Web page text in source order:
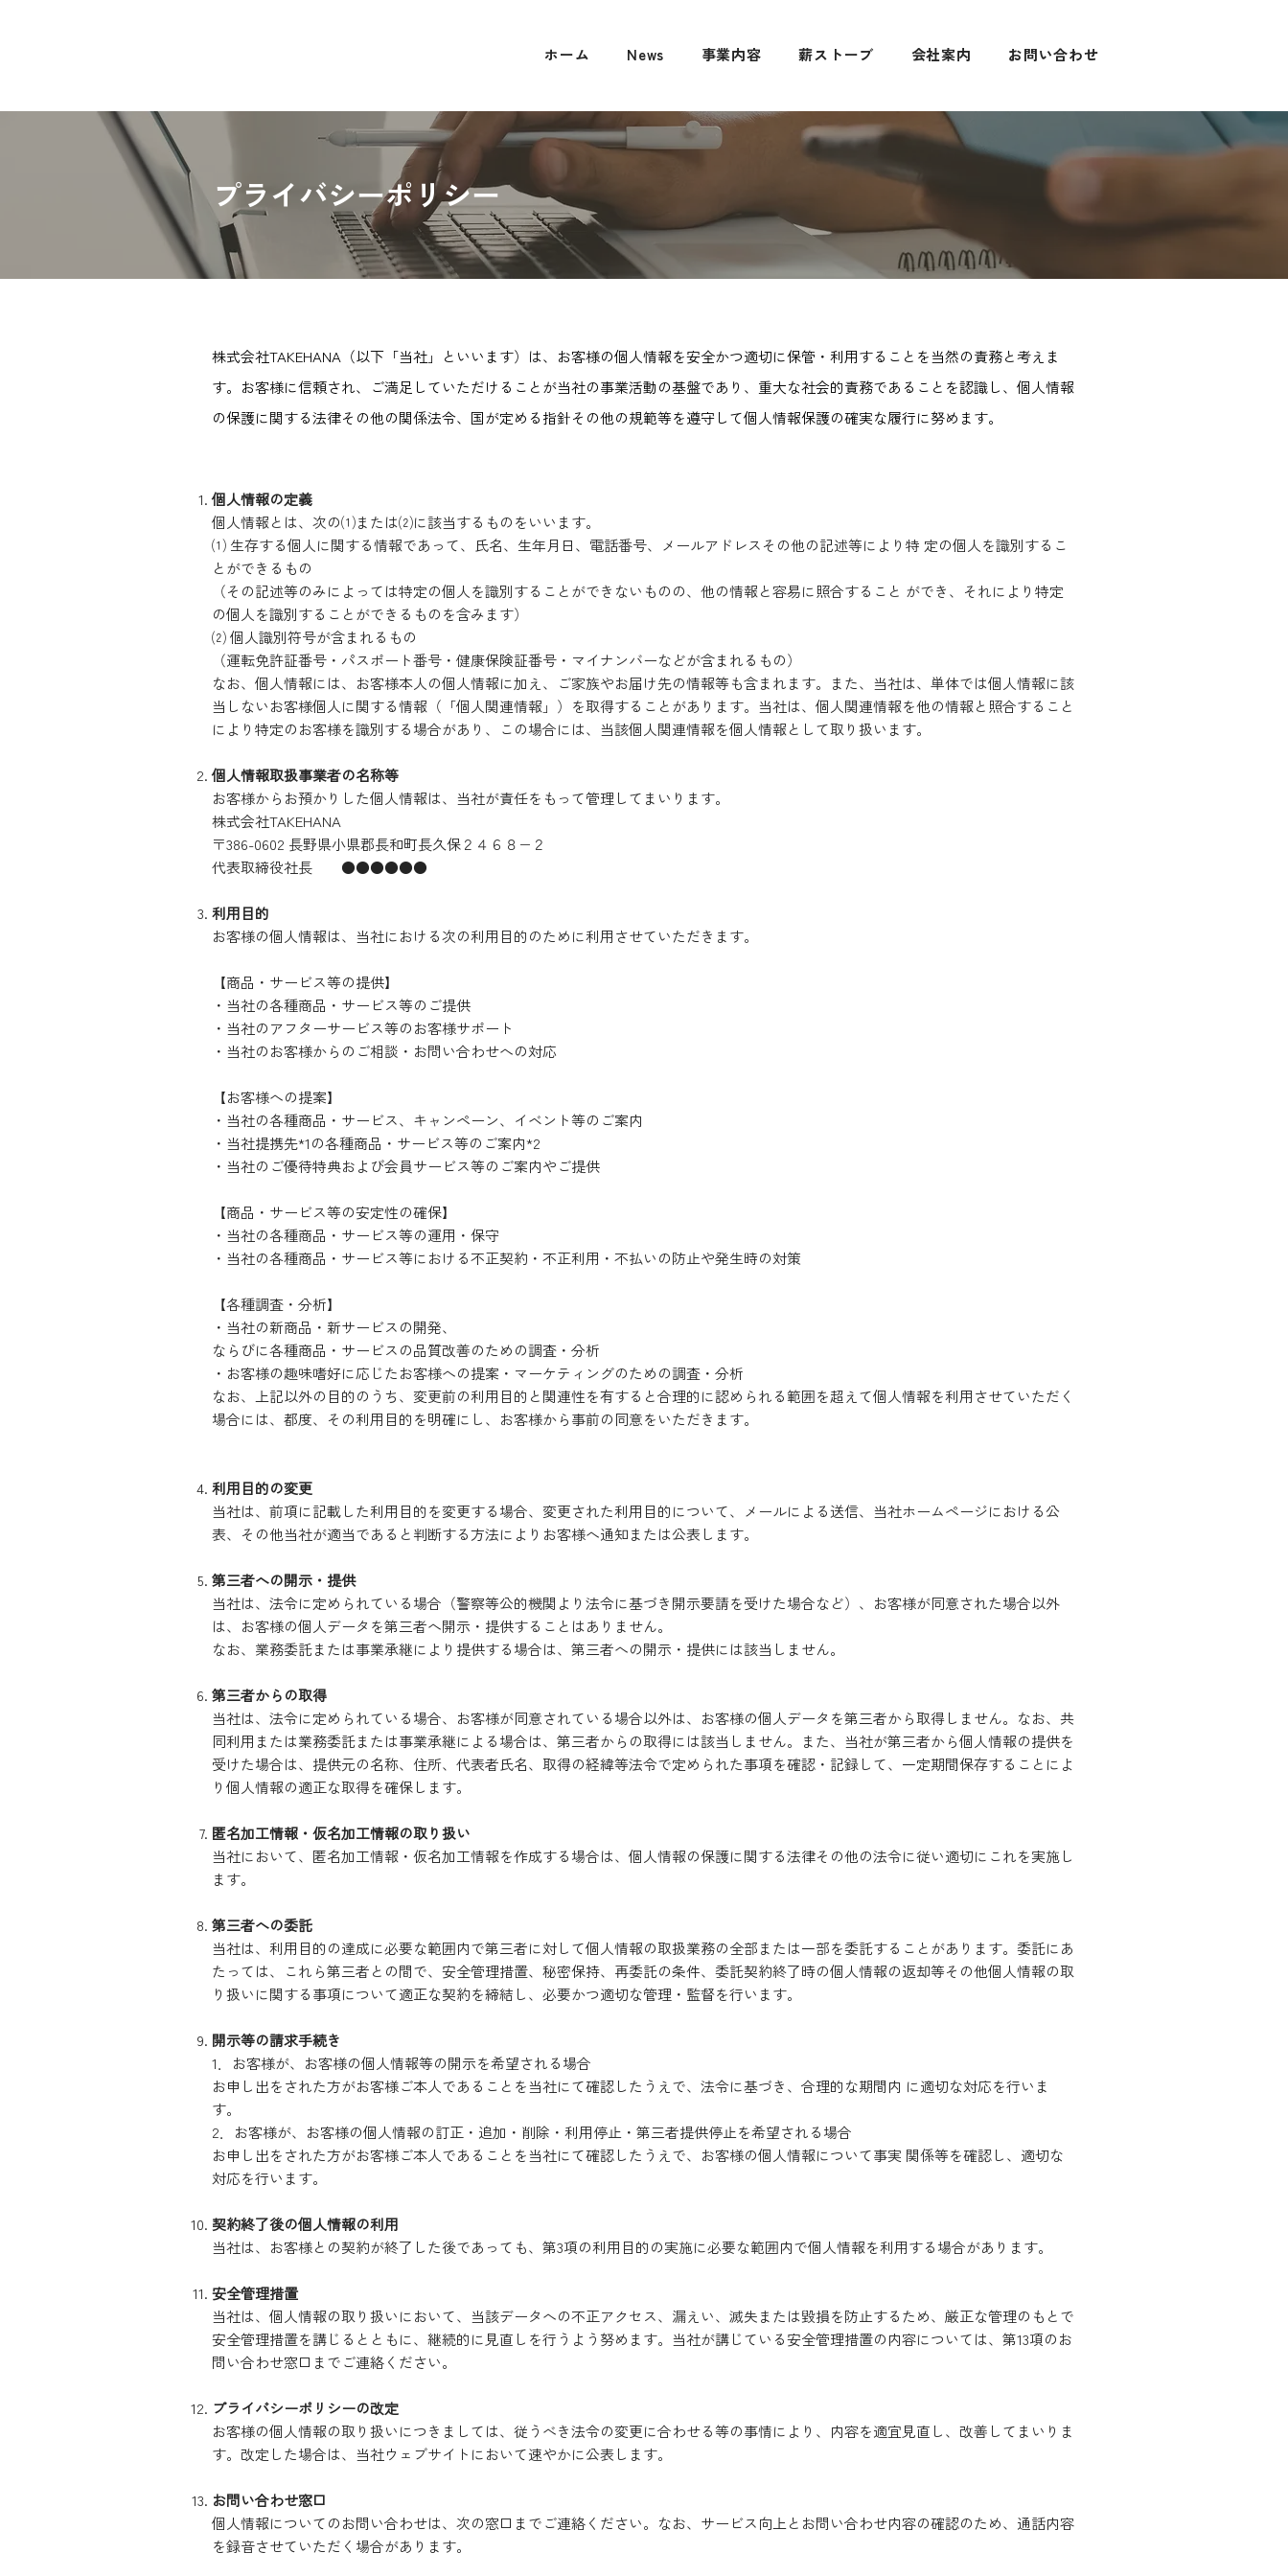
ホーム News 事業内容 薪ストーブ 会社案内 お問い合わせ
​プライバシーポリシー
株式会社TAKEHANA（以下「当社」といいます）は、お客様の個人情報を安全かつ適切に保管・利用することを当然の責務と考えま
す。お客様に信頼され、ご満足していただけることが当社の事業活動の基盤であり、重大な社会的責務であることを認識し、個人情報
の保護に関する法律その他の関係法令、国が定める指針その他の規範等を遵守して個人情報保護の確実な履行に努めます。
個人情報の定義
個人情報とは、次の⑴または⑵に該当するものをいいます。
⑴ 生存する個人に関する情報であって、氏名、生年月日、電話番号、メールアドレスその他の記述等により特 定の個人を識別するこ
とができるもの
（その記述等のみによっては特定の個人を識別することができないものの、他の情報と容易に照合すること ができ、それにより特定
の個人を識別することができるものを含みます）
⑵ 個人識別符号が含まれるもの
（運転免許証番号・パスポート番号・健康保険証番号・マイナンバーなどが含まれるもの）
なお、個人情報には、お客様本人の個人情報に加え、ご家族やお届け先の情報等も含まれます。また、当社は、単体では個人情報に該
当しないお客様個人に関する情報（「個人関連情報」）を取得することがあります。当社は、個人関連情報を他の情報と照合すること
により特定のお客様を識別する場合があり、この場合には、当該個人関連情報を個人情報として取り扱います。
個人情報取扱事業者の名称等
お客様からお預かりした個人情報は、当社が責任をもって管理してまいります。
株式会社TAKEHANA
〒386-0602 長野県小県郡長和町長久保２４６８−２
代表取締役社長 ●●●●●●
利用目的
お客様の個人情報は、当社における次の利用目的のために利用させていただきます。
【商品・サービス等の提供】
・当社の各種商品・サービス等のご提供
・当社のアフターサービス等のお客様サポート
・当社のお客様からのご相談・お問い合わせへの対応
【お客様への提案】
・当社の各種商品・サービス、キャンペーン、イベント等のご案内
・当社提携先*1の各種商品・サービス等のご案内*2
・当社のご優待特典および会員サービス等のご案内やご提供
【商品・サービス等の安定性の確保】
・当社の各種商品・サービス等の運用・保守
・当社の各種商品・サービス等における不正契約・不正利用・不払いの防止や発生時の対策
【各種調査・分析】
・当社の新商品・新サービスの開発、
ならびに各種商品・サービスの品質改善のための調査・分析
・お客様の趣味嗜好に応じたお客様への提案・マーケティングのための調査・分析
なお、上記以外の目的のうち、変更前の利用目的と関連性を有すると合理的に認められる範囲を超えて個人情報を利用させていただく
場合には、都度、その利用目的を明確にし、お客様から事前の同意をいただきます。
利用目的の変更
当社は、前項に記載した利用目的を変更する場合、変更された利用目的について、メールによる送信、当社ホームページにおける公
表、その他当社が適当であると判断する方法によりお客様へ通知または公表します。
第三者への開示・提供
当社は、法令に定められている場合（警察等公的機関より法令に基づき開示要請を受けた場合など）、お客様が同意された場合以外
は、お客様の個人データを第三者へ開示・提供することはありません。
なお、業務委託または事業承継により提供する場合は、第三者への開示・提供には該当しません。
第三者からの取得
当社は、法令に定められている場合、お客様が同意されている場合以外は、お客様の個人データを第三者から取得しません。なお、共
同利用または業務委託または事業承継による場合は、第三者からの取得には該当しません。また、当社が第三者から個人情報の提供を
受けた場合は、提供元の名称、住所、代表者氏名、取得の経緯等法令で定められた事項を確認・記録して、一定期間保存することによ
り個人情報の適正な取得を確保します。
匿名加工情報・仮名加工情報の取り扱い
当社において、匿名加工情報・仮名加工情報を作成する場合は、個人情報の保護に関する法律その他の法令に従い適切にこれを実施し
ます。
第三者への委託
当社は、利用目的の達成に必要な範囲内で第三者に対して個人情報の取扱業務の全部または一部を委託することがあります。委託にあ
たっては、これら第三者との間で、安全管理措置、秘密保持、再委託の条件、委託契約終了時の個人情報の返却等その他個人情報の取
り扱いに関する事項について適正な契約を締結し、必要かつ適切な管理・監督を行います。
開示等の請求手続き
1．お客様が、お客様の個人情報等の開示を希望される場合
お申し出をされた方がお客様ご本人であることを当社にて確認したうえで、法令に基づき、合理的な期間内 に適切な対応を行いま
す。
2．お客様が、お客様の個人情報の訂正・追加・削除・利用停止・第三者提供停止を希望される場合
お申し出をされた方がお客様ご本人であることを当社にて確認したうえで、お客様の個人情報について事実 関係等を確認し、適切な
対応を行います。
契約終了後の個人情報の利用
当社は、お客様との契約が終了した後であっても、第3項の利用目的の実施に必要な範囲内で個人情報を利用する場合があります。
安全管理措置
当社は、個人情報の取り扱いにおいて、当該データへの不正アクセス、漏えい、滅失または毀損を防止するため、厳正な管理のもとで
安全管理措置を講じるとともに、継続的に見直しを行うよう努めます。当社が講じている安全管理措置の内容については、第13項のお
問い合わせ窓口までご連絡ください。
プライバシーポリシーの改定
お客様の個人情報の取り扱いにつきましては、従うべき法令の変更に合わせる等の事情により、内容を適宜見直し、改善してまいりま
す。改定した場合は、当社ウェブサイトにおいて速やかに公表します。
お問い合わせ窓口
個人情報についてのお問い合わせは、次の窓口までご連絡ください。なお、サービス向上とお問い合わせ内容の確認のため、通話内容
を録音させていただく場合があります。